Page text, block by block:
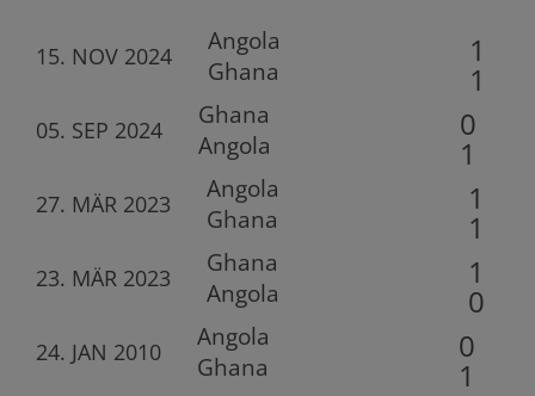
15. NOV 2024
Angola
Ghana
1
1
05. SEP 2024
Ghana
Angola
0
1
27. MÄR 2023
Angola
Ghana
1
1
23. MÄR 2023
Ghana
Angola
1
0
24. JAN 2010
Angola
Ghana
0
1